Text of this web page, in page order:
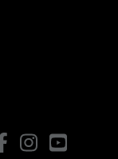
FacebookInstagramYouTube